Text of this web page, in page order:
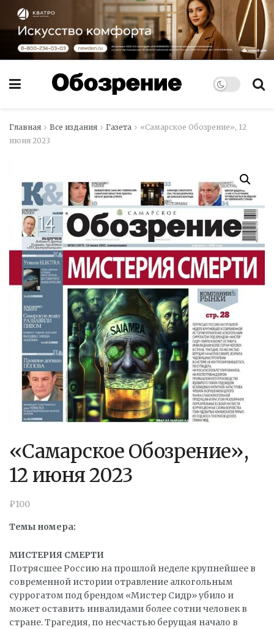
Главная Все издания Газета
«Самарское Обозрение», 12
июня 2023
«Самарское Обозрение»,
12 июня 2023
₽100
Темы номера:
МИСТЕРИЯ СМЕРТИ
Потрясшее Россию на прошлой неделе крупнейшее в
современной истории отравление алкогольным
суррогатом под брендом «Мистер Сидр» убило и
может оставить инвалидами более сотни человек в
стране. Трагедия, по несчастью берущая начало в